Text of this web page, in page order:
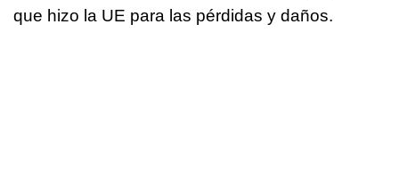
que hizo la UE para las pérdidas y daños.